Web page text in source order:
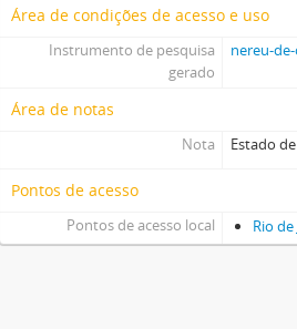
Área de condições de acesso e uso
Instrumento de pesquisa
gerado
nereu-
Área de notas
Nota Estado
Pontos de acesso
Pontos de acesso local Rio de